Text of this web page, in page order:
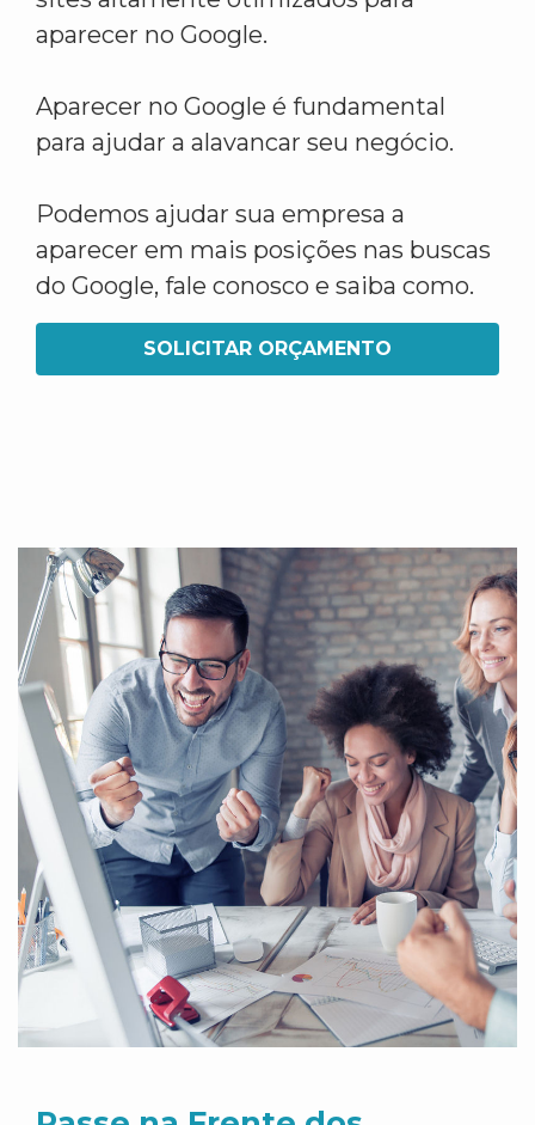
aparecer no Google.
Aparecer no Google é fundamental
para ajudar a alavancar seu negócio.
Podemos ajudar sua empresa a
aparecer em mais posições nas buscas
do Google, fale conosco e saiba como.
SOLICITAR ORÇAMENTO